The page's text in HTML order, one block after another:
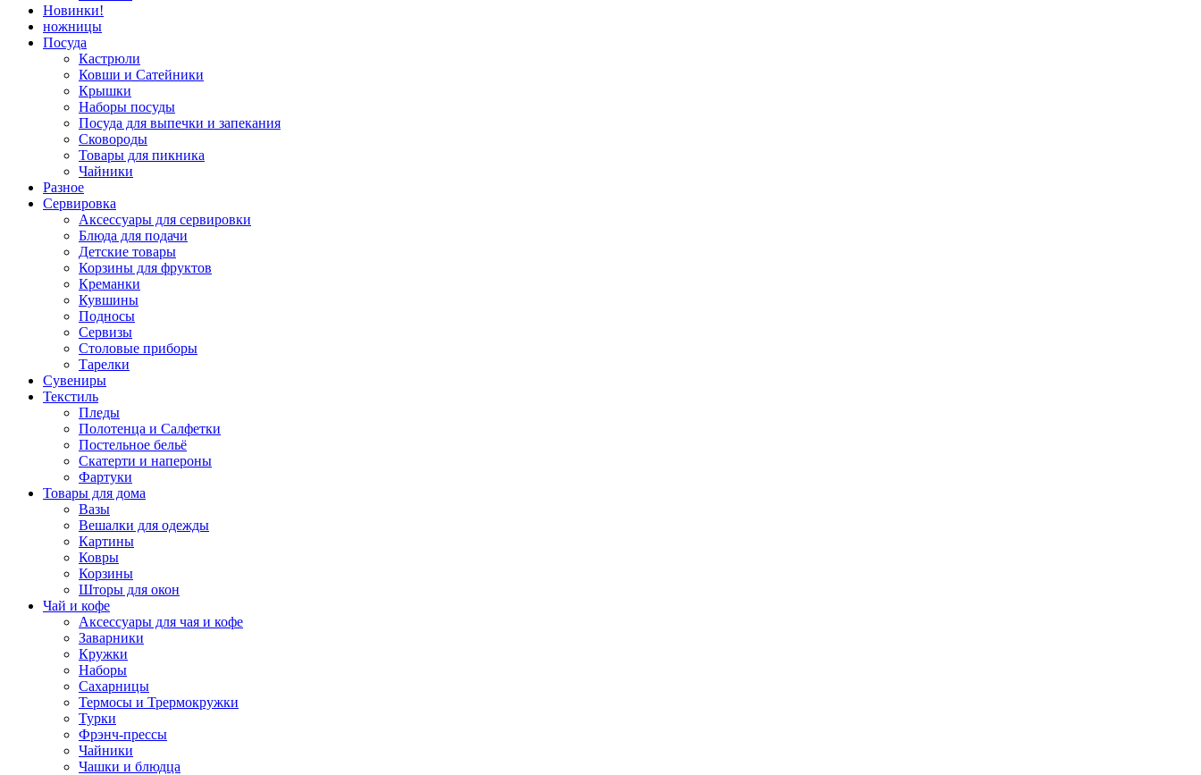
Новинки!
ножницы
Посуда
Кастрюли
Ковши и Сатейники
Крышки
Наборы посуды
Посуда для выпечки и запекания
Сковороды
Товары для пикника
Чайники
Разное
Сервировка
Аксессуары для сервировки
Блюда для подачи
Детские товары
Корзины для фруктов
Креманки
Кувшины
Подносы
Сервизы
Столовые приборы
Тарелки
Сувениры
Текстиль
Пледы
Полотенца и Салфетки
Постельное бельё
Скатерти и напероны
Фартуки
Товары для дома
Вазы
Вешалки для одежды
Картины
Ковры
Корзины
Шторы для окон
Чай и кофе
Аксессуары для чая и кофе
Заварники
Кружки
Наборы
Сахарницы
Термосы и Трермокружки
Турки
Фрэнч-прессы
Чайники
Чашки и блюдца